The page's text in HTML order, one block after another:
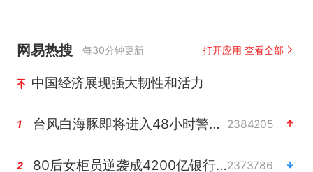
网易热搜 每30分钟更新 打开应用 查看全部
中国经济展现强大韧性和活力
1 台风白海豚即将进入48小时警戒线 2384205
2 80后女柜员逆袭成4200亿银行副行长2373786